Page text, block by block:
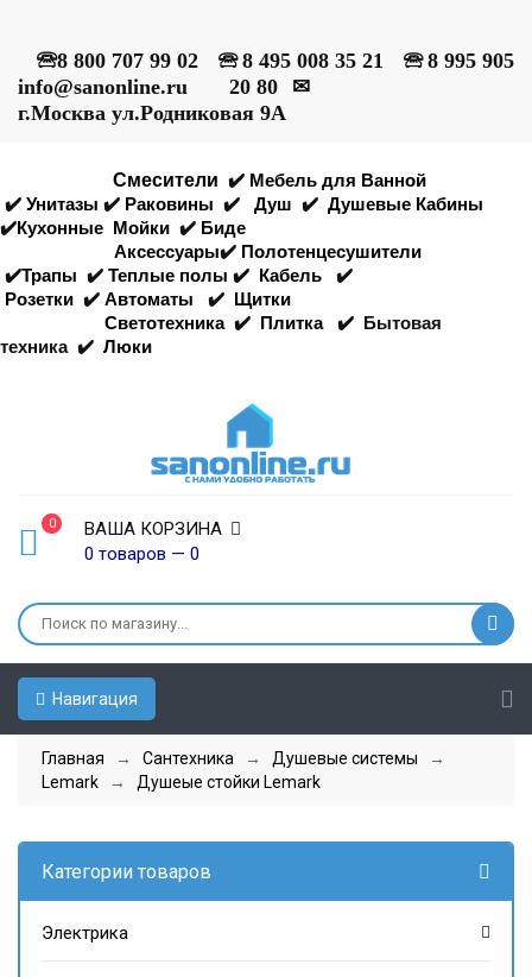
🕾8 800 707 99 02 🕾 8 495 008 35 21 🕾 8 995 905
20 80
✉
info@sanonline.ru
г.Москва ул.Родниковая 9А
Смесители ✔️ Мебель для Ванной
✔️ Унитазы ✔️ Раковины ✔️ Душ ✔️ Душевые Кабины
✔️Кухонные Мойки ✔️ Биде
Аксессуары✔️ Полотенцесушители
✔️Трапы ✔️ Теплые полы ✔️ Кабель
✔️
Розетки ✔️ Автоматы ✔️ Щитки
Светотехника ✔️ Плитка ✔️ Бытовая
техника ✔️ Люки
0
ВАША КОРЗИНА
0 товаров — 0
Навигация
Главная → Сантехника → Душевые системы
→
Lemark
→ Душеые стойки Lemark
Категории товаров
Электрика